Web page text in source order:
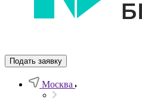
Подать заявку
Москва